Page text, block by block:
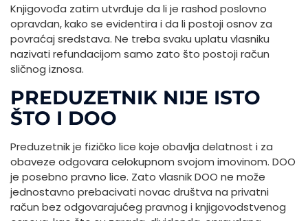
Knjigovođa zatim utvrđuje da li je rashod poslovno
opravdan, kako se evidentira i da li postoji osnov za
povraćaj sredstava. Ne treba svaku uplatu vlasniku
nazivati refundacijom samo zato što postoji račun
sličnog iznosa.
PREDUZETNIK NIJE ISTO
ŠTO I DOO
Preduzetnik je fizičko lice koje obavlja delatnost i za
obaveze odgovara celokupnom svojom imovinom. DOO
je posebno pravno lice. Zato vlasnik DOO ne može
jednostavno prebacivati novac društva na privatni
račun bez odgovarajućeg pravnog i knjigovodstvenog